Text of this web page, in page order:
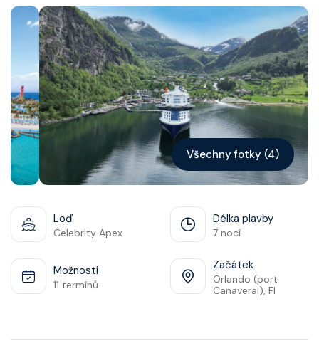
Kontakt
Vyhledat plavbu
Všechny fotky (4)
Loď
Celebrity Apex
Délka plavby
7 nocí
Možnosti
11 termínů
Začátek
Orlando (port
Canaveral), Fl